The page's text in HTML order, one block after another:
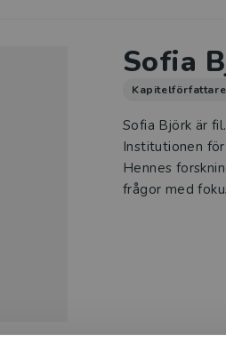
Sofia
Kapitelförfattare
Sofia Björk är
Institutionen
Hennes
frågor med